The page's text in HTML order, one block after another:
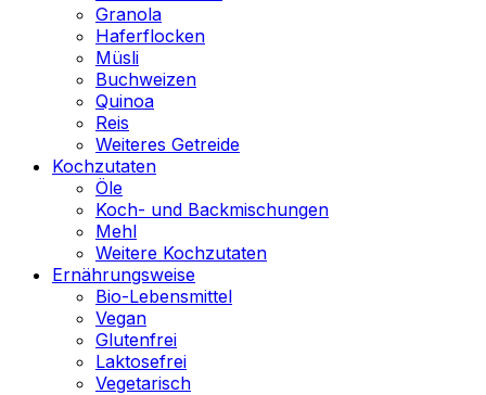
Granola
Haferflocken
Müsli
Buchweizen
Quinoa
Reis
Weiteres Getreide
Kochzutaten
Öle
Koch- und Backmischungen
Mehl
Weitere Kochzutaten
Ernährungsweise
Bio-Lebensmittel
Vegan
Glutenfrei
Laktosefrei
Vegetarisch